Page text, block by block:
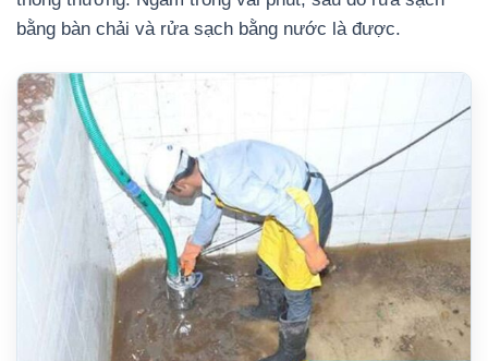
bằng bàn chải và rửa sạch bằng nước là được.